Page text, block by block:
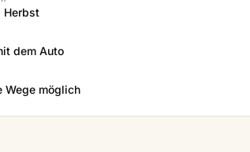
Herbst
dem Auto
Wege möglich